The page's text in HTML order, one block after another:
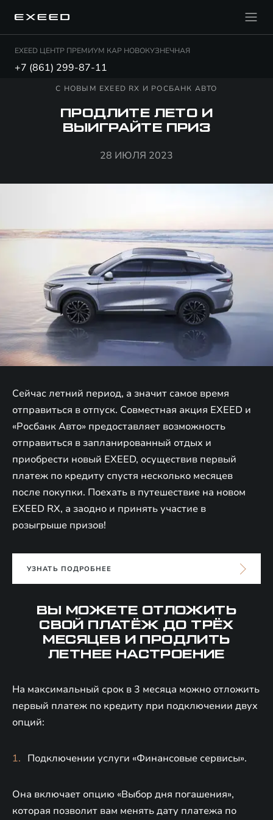
EXEED ЦЕНТР ПРЕМИУМ КАР НОВОКУЗНЕЧНАЯ
+7 (861) 299-87-11
С НОВЫМ EXEED RX И РОСБАНК АВТО
ПРОДЛИТЕ ЛЕТО И
ВЫИГРАЙТЕ ПРИЗ
28 ИЮЛЯ 2023
Сейчас летний период, а значит самое время
отправиться в отпуск. Совместная акция EXEED и
«Росбанк Авто» предоставляет возможность
отправиться в запланированный отдых и
приобрести новый EXEED, осуществив первый
платеж по кредиту спустя несколько месяцев
после покупки. Поехать в путешествие на новом
EXEED RX, а заодно и принять участие в
розыгрыше призов!
УЗНАТЬ ПОДРОБНЕЕ
ВЫ МОЖЕТЕ ОТЛОЖИТЬ
СВОЙ ПЛАТЁЖ ДО ТРЁХ
МЕСЯЦЕВ И ПРОДЛИТЬ
ЛЕТНЕЕ НАСТРОЕНИЕ
На максимальный срок в 3 месяца можно отложить
первый платеж по кредиту при подключении двух
опций:
Подключении услуги «Финансовые сервисы».
Она включает опцию «Выбор дня погашения»,
которая позволит вам менять дату платежа по